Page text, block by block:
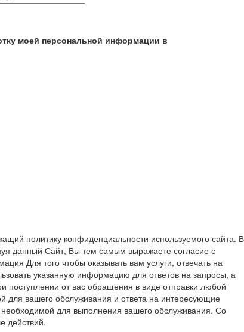
моей персональной информации в
политику конфиденциальности используемого сайта. В
данный Сайт, Вы тем самым выражаете согласие с
Для того чтобы оказывать вам услуги, отвечать на
указанную информацию для ответов на запросы, а
от вас обращения в виде отправки любой
для вашего обслуживания и ответа на интересующие
для выполнения вашего обслуживания. Со
действий.